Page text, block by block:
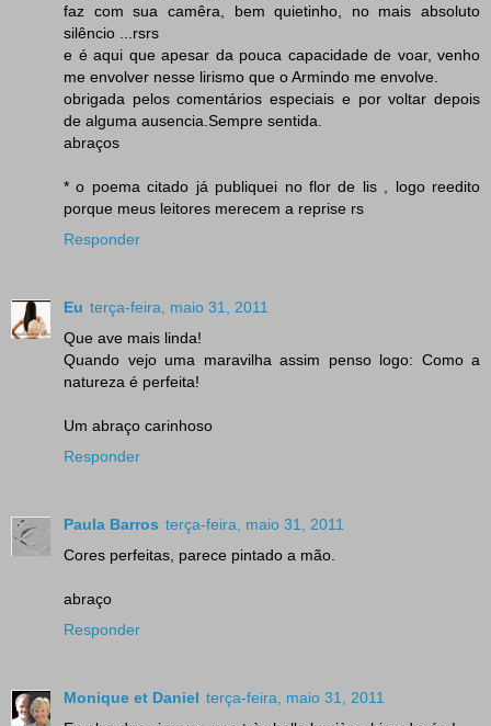
faz com sua camêra, bem quietinho, no mais absoluto
silêncio ...rsrs
e é aqui que apesar da pouca capacidade de voar, venho
me envolver nesse lirismo que o Armindo me envolve.
obrigada pelos comentários especiais e por voltar depois
de alguma ausencia.Sempre sentida.
abraços
* o poema citado já publiquei no flor de lis , logo reedito
porque meus leitores merecem a reprise rs
Responder
Eu terça-feira, maio 31, 2011
Que ave mais linda!
Quando vejo uma maravilha assim penso logo: Como a
natureza é perfeita!
Um abraço carinhoso
Responder
Paula Barros terça-feira, maio 31, 2011
Cores perfeitas, parece pintado a mão.
abraço
Responder
Monique et Daniel terça-feira, maio 31, 2011